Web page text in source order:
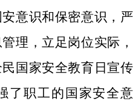
意识和保密意识，严
理，立足岗位实际，
国家安全教育日宣传
了职工的国家安全意